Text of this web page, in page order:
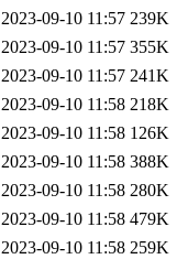
2023-09-10 11:57 239K
2023-09-10 11:57 355K
2023-09-10 11:57 241K
2023-09-10 11:58 218K
2023-09-10 11:58 126K
2023-09-10 11:58 388K
2023-09-10 11:58 280K
2023-09-10 11:58 479K
2023-09-10 11:58 259K